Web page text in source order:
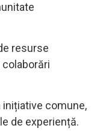
resurse
inițiative comune,
de experiență.